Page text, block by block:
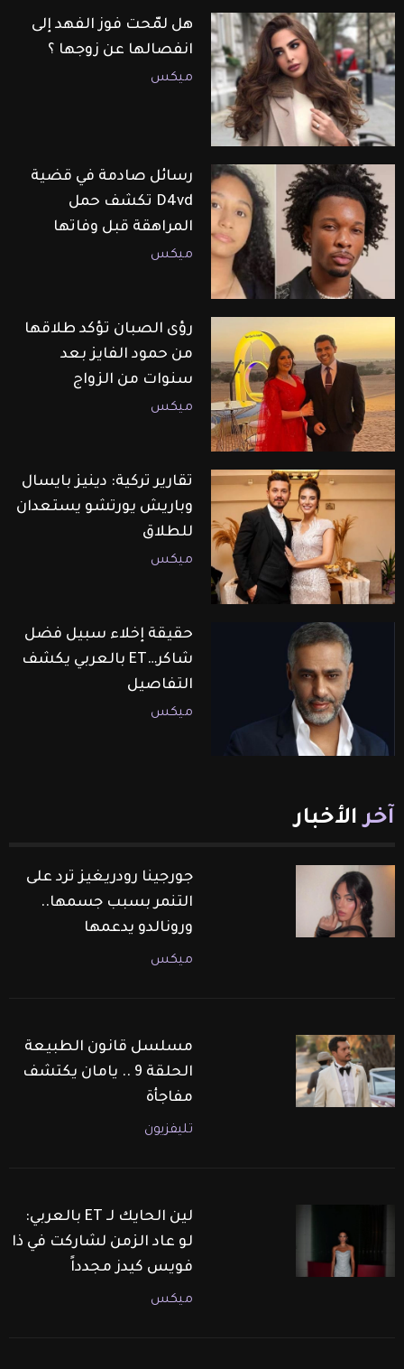
هل لمّحت فوز الفهد إلى
انفصالها عن زوجها ؟
ميكس
رسائل صادمة في قضية
D4vd تكشف حمل
المراهقة قبل وفاتها
ميكس
رؤى الصبان تؤكد طلاقها
من حمود الفايز بعد
سنوات من الزواج
ميكس
تقارير تركية: دينيز بايسال
وباريش يورتشو يستعدان
للطلاق
ميكس
حقيقة إخلاء سبيل فضل
شاكر…ET بالعربي يكشف
التفاصيل
ميكس
آخر الأخبار
جورجينا رودريغيز ترد على
التنمر بسبب جسمها..
ورونالدو يدعمها
ميكس
مسلسل قانون الطبيعة
الحلقة 9 .. يامان يكتشف
مفاجأة
تليفزيون
لين الحايك لـ ET بالعربي:
لو عاد الزمن لشاركت في ذا
فويس كيدز مجدداً
ميكس